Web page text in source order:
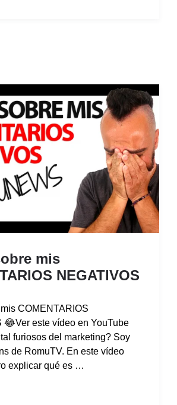
mis
NEGATIVOS
COMENTARIOS
😂Ver este vídeo en YouTube
furiosos del marketing? Soy
de RomuTV. En este vídeo
explicar qué es …